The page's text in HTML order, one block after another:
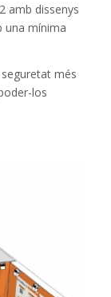
amb dissenys
una mínima
més
los